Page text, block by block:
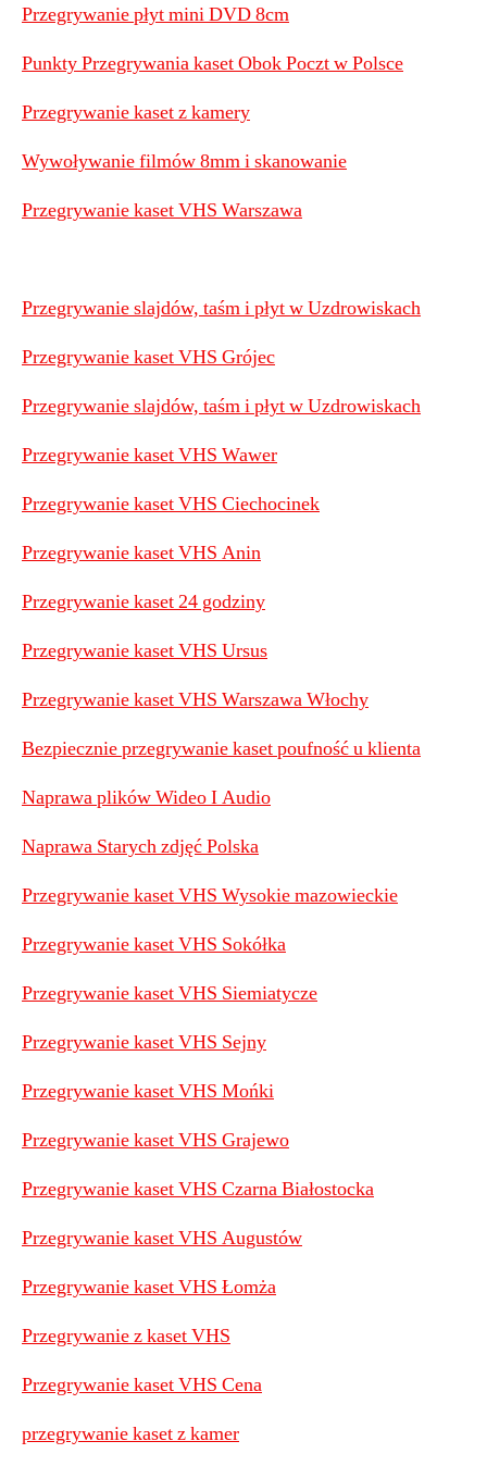
Przegrywanie płyt mini DVD 8cm
Punkty Przegrywania kaset Obok Poczt w Polsce
Przegrywanie kaset z kamery
Wywoływanie filmów 8mm i skanowanie
Przegrywanie kaset VHS Warszawa
Przegrywanie slajdów, taśm i płyt w Uzdrowiskach
Przegrywanie kaset VHS Grójec
Przegrywanie slajdów, taśm i płyt w Uzdrowiskach
Przegrywanie kaset VHS Wawer
Przegrywanie kaset VHS Ciechocinek
Przegrywanie kaset VHS Anin
Przegrywanie kaset 24 godziny
Przegrywanie kaset VHS Ursus
Przegrywanie kaset VHS Warszawa Włochy
Bezpiecznie przegrywanie kaset poufność u klienta
Naprawa plików Wideo I Audio
Naprawa Starych zdjęć Polska
Przegrywanie kaset VHS Wysokie mazowieckie
Przegrywanie kaset VHS Sokółka
Przegrywanie kaset VHS Siemiatycze
Przegrywanie kaset VHS Sejny
Przegrywanie kaset VHS Mońki
Przegrywanie kaset VHS Grajewo
Przegrywanie kaset VHS Czarna Białostocka
Przegrywanie kaset VHS Augustów
Przegrywanie kaset VHS Łomża
Przegrywanie z kaset VHS
Przegrywanie kaset VHS Cena
przegrywanie kaset z kamer